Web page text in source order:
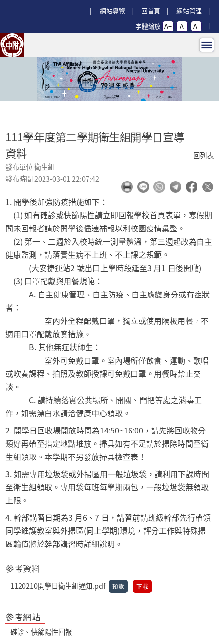
網站導覽
回首頁
網站管理
字體縮放 A+ A A-
111學年度第二學期衛生組開學日宣
:::
111學年度第二學期衛生組開學日宣導
資料
發布單位 衛生組
發布時間 2023-03-01 22:07:42
回列表
1. 開學後加強防疫措施如下：
(1) 如有確診或快篩陽性請立即回報學校首頁表單，寒假期
間未回報者請於開學後儘速補報以利校園疫情彙整。
(2) 第一、二週於入校時統一測量體溫，第三週起改為自主
健康監測，請落實生病不上班、不上課之規範。
(大安捷運站2 號出口上學時段延至3 月1 日後開啟)
(3) 口罩配戴與用餐規範：
A. 自主健康管理、自主防疫、自主應變身分或有症狀
者：
室內外全程配戴口罩，獨立或使用隔板用餐，不
適用口罩配戴放寬措施。
B. 其他無症狀師生：
室外可免戴口罩。室內場所僅飲食、運動、歌唱
或吹奏課程、拍照及教師授課可免戴口罩。用餐時禁止交
談。
C. 請持續落實公共場所、開關、門把等處之消毒工
作，如需漂白水請洽健康中心領取。
2. 開學日回收場開放時間為14:50~16:00，請先將回收物分
類好再帶至指定地點堆放。掃具如有不足請於掃除時間至衛
生組領取。本學期不另發放掃具檢查表！
3. 如需專用垃圾袋或外掃區用一般垃圾袋，請利用下課時間
至衛生組領取。專用袋每班每學期兩包，一般垃圾袋無領取
上限。
4. 幹部講習日期為3 月6、7 日，講習前請班級幹部先行帶領
同學維護教室與外掃區(同上學期)環境，評分工作與特殊掃
區輪值將於幹部講習時詳細說明。
參考資料
1120210開學日衛生組通知.pdf 預覽 下載
參考網站
確診、快篩陽性回報